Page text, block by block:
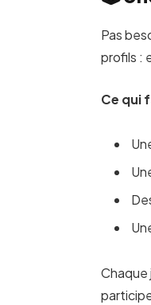
Pas
profils :
Ce qui